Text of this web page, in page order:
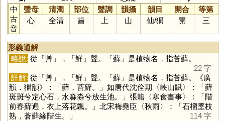
中
古
音
聲母 清濁 部位 聲調 韻攝 韻目 開合
等第
心
全清 齒 上 山 仙/獮 開 三
形義通解
略說: 從「艸 」，「鮮」聲。「蘚」是植物名，指苔蘚。
22 字
詳解: 從「艸 」，「鮮」聲。「蘚」是植物名，指苔蘚。《廣
韻．獮韻》：「蘚，苔蘚。」如唐代沈佺期〈峽山賦〉：「蘚
斑斑兮定心石，水淼淼兮放生池。」張籍〈寒食書事〉：「階
前春蘚遍，衣上落花飄。」北宋梅堯臣〈秋雨〉：「石榴墜枝
熟，蒼蘚緣階生。」
114 字